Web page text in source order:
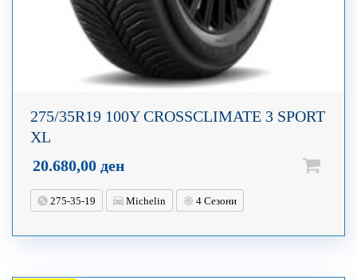
275/35R19 100Y CROSSCLIMATE 3 SPORT
XL
20.680,00 ден
275-35-19 Michelin 4 Сезони